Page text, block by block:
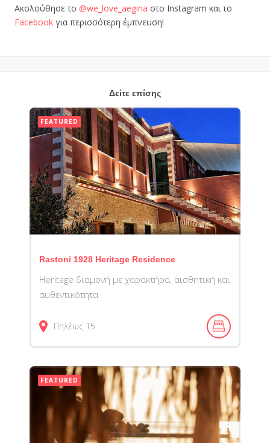
Ακολούθησε το @we_love_aegina στο Instagram και το
Facebook για περισσότερη έμπνευση!
Δείτε επίσης
FEATURED
Rastoni 1928 Heritage Residence
Heritage διαμονή με χαρακτήρα, αισθητική και
αυθεντικότητα
Πηλέως 15
FEATURED